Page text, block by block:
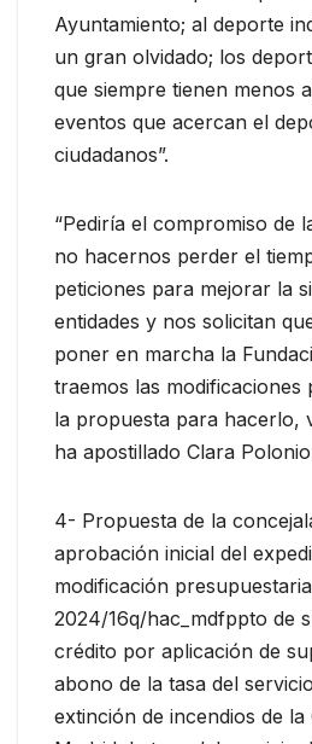
Ayuntamiento; al deporte
un gran olvidado; los
que siempre tienen menos
eventos que acercan el
ciudadanos”.
“Pediría el compromiso de
no hacernos perder el
peticiones para mejorar la
entidades y nos solicitan
poner en marcha la
traemos las modificaciones
la propuesta para hacerlo,
ha apostillado Clara
4- Propuesta de la
aprobación inicial del
modificación
2024/16q/hac_mdfppto de
crédito por aplicación de
abono de la tasa del
extinción de incendios de la